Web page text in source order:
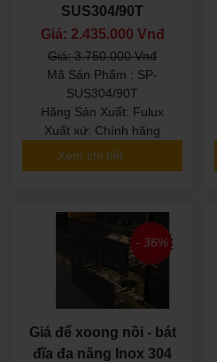
SUS304/90T
Giá: 2.435.000 Vnđ
Giá: 3.750.000 Vnđ
Mã Sản Phẩm : SP-
SUS304/90T
Hãng Sản Xuất: Fulux
Xuất xứ: Chính hãng
Xem chi tiết
- 36%
Giá để xoong nồi - bát
đĩa đa năng Inox 304